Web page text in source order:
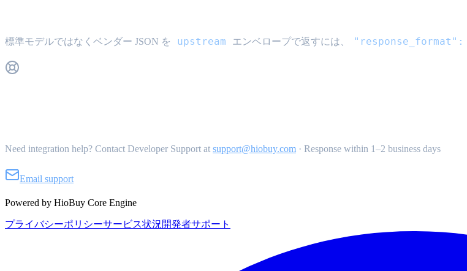
標準モデルではなくベンダー JSON を upstream エンベロープで返すには、 "response_format":
Need integration help? Contact Developer Support at support@hiobuy.com · Response within 1–2 business days
Email support
Powered by HioBuy Core Engine
プライバシーポリシーサービス状況開発者サポート